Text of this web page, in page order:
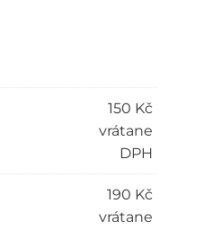
150 Kč
vrátane
DPH
190 Kč
vrátane